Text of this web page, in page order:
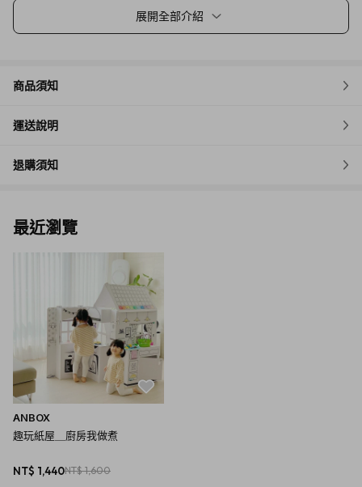
展開全部介紹
商品須知
運送說明
退購須知
最近瀏覽
ANBOX
趣玩紙屋＿廚房我做煮
NT$ 1,440NT$ 1,600